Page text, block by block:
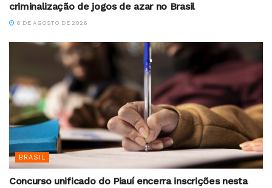
criminalização de jogos de azar no Brasil
6 DE AGOSTO DE 2026
BRASIL
Concurso unificado do Piauí encerra inscrições nesta